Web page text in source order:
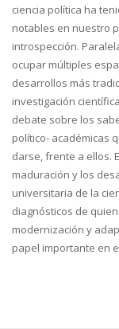
ciencia política ha
notables en nuestro
introspección.
ocupar múltiples
desarrollos más
investigación
debate sobre los
político- académicas
darse, frente a ellos.
maduración y los
universitaria de la
diagnósticos de
modernización y
papel importante en